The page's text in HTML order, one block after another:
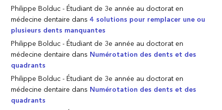
Philippe Bolduc - Étudiant de 3e année au doctorat en
médecine dentaire dans4 solutions pour remplacer une ou
plusieurs dents manquantes
Philippe Bolduc - Étudiant de 3e année au doctorat en
médecine dentaire dans Numérotation des dents et des
quadrants
Philippe Bolduc - Étudiant de 3e année au doctorat en
médecine dentaire dans Numérotation des dents et des
quadrants